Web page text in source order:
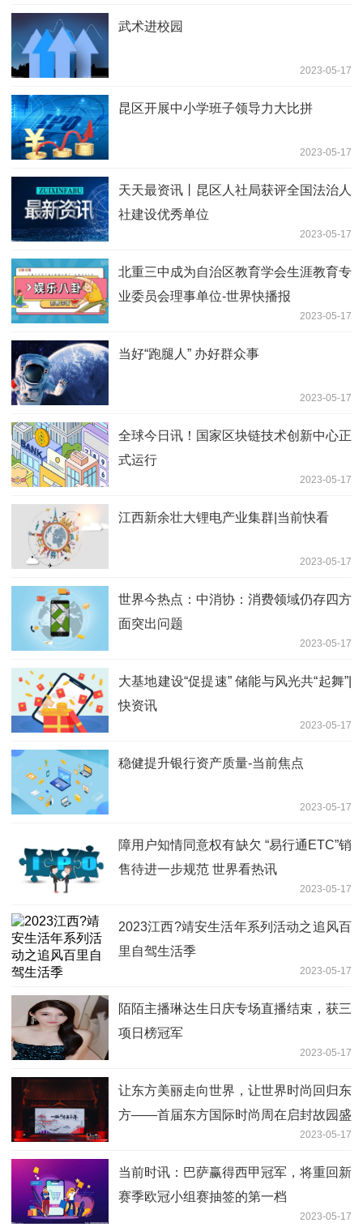
武术进校园
2023-05-17
昆区开展中小学班子领导力大比拼
2023-05-17
天天最资讯丨昆区人社局获评全国法治人
社建设优秀单位
2023-05-17
北重三中成为自治区教育学会生涯教育专
业委员会理事单位-世界快播报
2023-05-17
当好“跑腿人” 办好群众事
2023-05-17
全球今日讯！国家区块链技术创新中心正
式运行
2023-05-17
江西新余壮大锂电产业集群|当前快看
2023-05-17
世界今热点：中消协：消费领域仍存四方
面突出问题
2023-05-17
大基地建设“促提速” 储能与风光共“起舞”|
快资讯
2023-05-17
稳健提升银行资产质量-当前焦点
2023-05-17
障用户知情同意权有缺欠 “易行通ETC”销
售待进一步规范 世界看热讯
2023-05-17
2023江西?靖安生活年系列活动之追风百
里自驾生活季
2023-05-17
陌陌主播琳达生日庆专场直播结束，获三
项日榜冠军
2023-05-17
让东方美丽走向世界，让世界时尚回归东
方——首届东方国际时尚周在启封故园盛
2023-05-17
当前时讯：巴萨赢得西甲冠军，将重回新
赛季欧冠小组赛抽签的第一档
2023-05-17